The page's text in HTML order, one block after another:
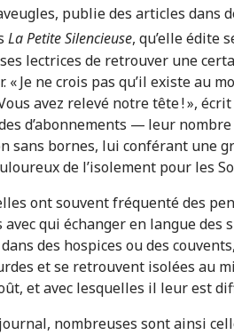
publie des articles dans
La Petite Silencieuse, qu’elle édite
lectrices de retrouver une
« Je ne crois pas qu’il existe
avez relevé notre tête ! »,
d’abonnements — leur
sans bornes, lui conférant une
de l’isolement pour les
ont souvent fréquenté des
avec qui échanger en langue
des hospices ou des
et se retrouvent isolées au
et avec lesquelles il leur est
nombreuses sont ainsi